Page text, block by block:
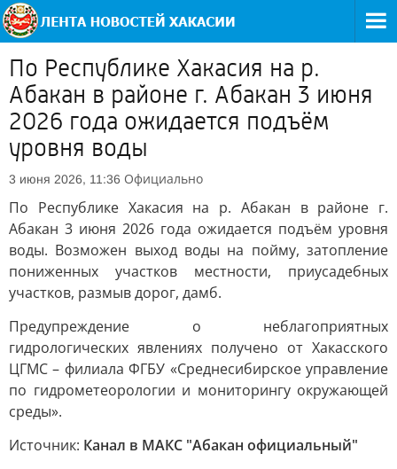
По Республике Хакасия на р.
Абакан в районе г. Абакан 3 июня
2026 года ожидается подъём
уровня воды
3 июня 2026, 11:36 Официально
По Республике Хакасия на р. Абакан в районе г.
Абакан 3 июня 2026 года ожидается подъём уровня
воды. Возможен выход воды на пойму, затопление
пониженных участков местности, приусадебных
участков, размыв дорог, дамб.
Предупреждение о неблагоприятных
гидрологических явлениях получено от Хакасского
ЦГМС – филиала ФГБУ «Среднесибирское управление
по гидрометеорологии и мониторингу окружающей
среды».
Источник: Канал в МАКС "Абакан официальный"